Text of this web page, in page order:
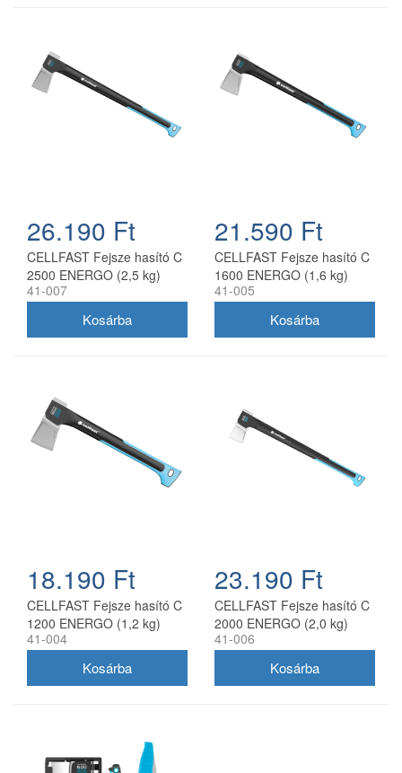
26.190 Ft
CELLFAST Fejsze hasító C
2500 ENERGO (2,5 kg)
41-007
21.590 Ft
CELLFAST Fejsze hasító C
1600 ENERGO (1,6 kg)
41-005
18.190 Ft
CELLFAST Fejsze hasító C
1200 ENERGO (1,2 kg)
41-004
23.190 Ft
CELLFAST Fejsze hasító C
2000 ENERGO (2,0 kg)
41-006